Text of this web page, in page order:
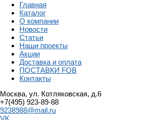
Главная
Каталог
О компании
Новости
Статьи
Наши проекты
Акции
Доставка и оплата
ПОСТАВКИ FOB
Контакты
Москва, ул. Котляковская, д.6
+7(495) 923-89-88
9238988@mail.ru
VK